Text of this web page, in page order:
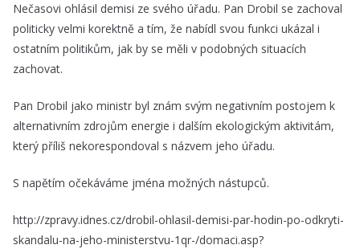
Nečasovi ohlásil demisi ze svého úřadu. Pan Drobil se zachoval
politicky velmi korektně a tím, že nabídl svou funkci ukázal i
ostatním politikům, jak by se měli v podobných situacích
zachovat.
Pan Drobil jako ministr byl znám svým negativním postojem k
alternativním zdrojům energie i dalším ekologickým aktivitám,
který příliš nekorespondoval s názvem jeho úřadu.
S napětím očekáváme jména možných nástupců.
http://zpravy.idnes.cz/drobil-ohlasil-demisi-par-hodin-po-odkryti-
skandalu-na-jeho-ministerstvu-1qr-/domaci.asp?